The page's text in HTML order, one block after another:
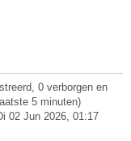
0 verborgen en
5 minuten)
02 Jun 2026, 01:17